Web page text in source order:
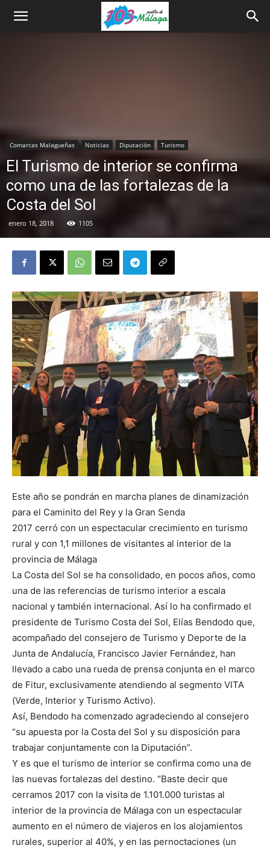
Comarcas Malagueñas Noticias Diputación Turismo
El Turismo de interior se confirma
como una de las fortalezas de la
Costa del Sol
enero 18, 2018 1105
Este año se pondrán en marcha planes de dinamización
para el Caminito del Rey y la Gran Senda
2017 cerró con un espectacular crecimiento en turismo
rural y con 1,1 millones de visitantes al interior de la
provincia de Málaga
La Costa del Sol se ha consolidado, en pocos años, como
una de las referencias de turismo interior a escala
nacional y también internacional. Así lo ha confirmado el
presidente de Turismo Costa del Sol, Elías Bendodo que,
acompañado del consejero de Turismo y Deporte de la
Junta de Andalucía, Francisco Javier Fernández, han
llevado a cabo una rueda de prensa conjunta en el marco
de Fitur, exclusivamente atendiendo al segmento VITA
(Verde, Interior y Turismo Activo).
Así, Bendodo ha comenzado agradeciendo al consejero
“su apuesta por la Costa del Sol y su disposición para
trabajar conjuntamente con la Diputación”.
Y es que el turismo de interior se confirma como una de
las nuevas fortalezas del destino. “Baste decir que
cerramos 2017 con la visita de 1.101.000 turistas al
interior de la provincia de Málaga con un espectacular
aumento en el número de viajeros en los alojamientos
rurales, superior al 40%, y en las pernoctaciones (un